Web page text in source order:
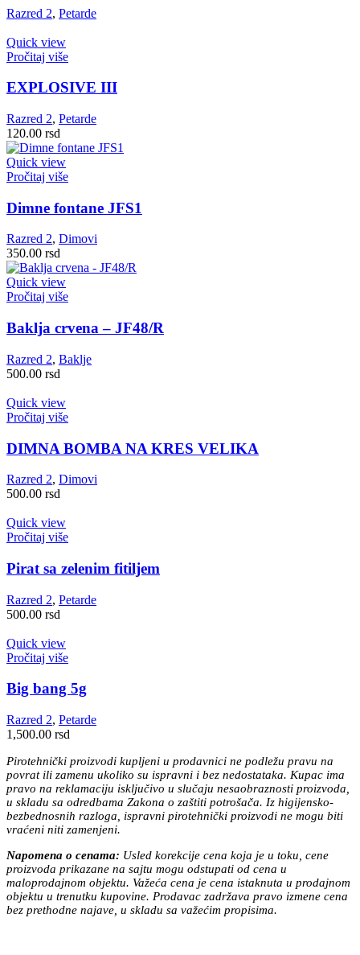
Razred 2, Petarde
Quick view
Pročitaj više
EXPLOSIVE III
Razred 2, Petarde
120.00 rsd
Quick view
Pročitaj više
Dimne fontane JFS1
Razred 2, Dimovi
350.00 rsd
Quick view
Pročitaj više
Baklja crvena – JF48/R
Razred 2, Baklje
500.00 rsd
Quick view
Pročitaj više
DIMNA BOMBA NA KRES VELIKA
Razred 2, Dimovi
500.00 rsd
Quick view
Pročitaj više
Pirat sa zelenim fitiljem
Razred 2, Petarde
500.00 rsd
Quick view
Pročitaj više
Big bang 5g
Razred 2, Petarde
1,500.00 rsd
Pirotehnički proizvodi kupljeni u prodavnici ne podležu pravu na
povrat ili zamenu ukoliko su ispravni i bez nedostataka. Kupac ima
pravo na reklamaciju isključivo u slučaju nesaobraznosti proizvoda,
u skladu sa odredbama Zakona o zaštiti potrošača. Iz higijensko-
bezbednosnih razloga, ispravni pirotehnički proizvodi ne mogu biti
vraćeni niti zamenjeni.
Napomena o cenama: Usled korekcije cena koja je u toku, cene
proizvoda prikazane na sajtu mogu odstupati od cena u
maloprodajnom objektu. Važeća cena je cena istaknuta u prodajnom
objektu u trenutku kupovine. Prodavac zadržava pravo izmene cena
bez prethodne najave, u skladu sa važećim propisima.